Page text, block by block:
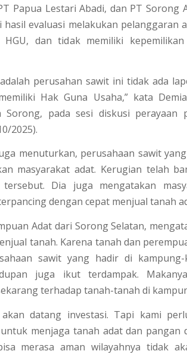
Papua Lestari Abadi, dan PT Sorong
hasil evaluasi melakukan pelanggaran
HGU, dan tidak memiliki
perusahan sawit ini tidak ada
Hak Guna Usaha,” kata
Sorong, pada sesi diskusi perayaan
2025).
menuturkan, perusahaan sawit
masyarakat adat. Kerugian telah
tersebut. Dia juga mengatakan
dengan cepat menjual tanah
Adat dari Sorong Selatan,
tanah. Karena tanah dan
sawit yang hadir di kampung-
juga ikut terdampak.
terhadap tanah-tanah di
datang investasi. Tapi kami
menjaga tanah adat dan pangan
merasa aman wilayahnya tidak